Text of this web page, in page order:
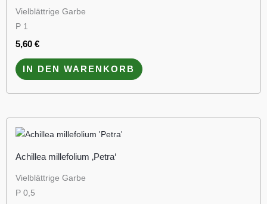
Vielblättrige Garbe
P 1
5,60 €
IN DEN WARENKORB
Achillea millefolium ‚Petra‘
Vielblättrige Garbe
P 0,5